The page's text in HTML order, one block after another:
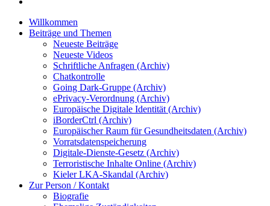
Willkommen
Beiträge und Themen
Neueste Beiträge
Neueste Videos
Schriftliche Anfragen (Archiv)
Chatkontrolle
Going Dark-Gruppe (Archiv)
ePrivacy-Verordnung (Archiv)
Europäische Digitale Identität (Archiv)
iBorderCtrl (Archiv)
Europäischer Raum für Gesundheitsdaten (Archiv)
Vorratsdatenspeicherung
Digitale-Dienste-Gesetz (Archiv)
Terroristische Inhalte Online (Archiv)
Kieler LKA-Skandal (Archiv)
Zur Person / Kontakt
Biografie